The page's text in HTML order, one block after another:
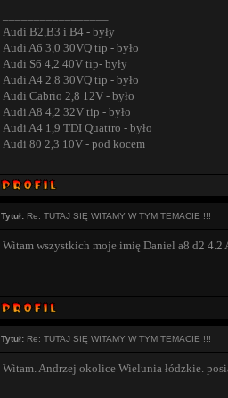
Audi B2,B3 i B4 - były
Audi A6 3,0 30VQ tip - było
Audi S6 4,2 40V tip- były
Audi A4 2.8 30VQ tip - było
Audi Cabrio 2,8 12V - było
Audi A8 4,2 32V tip - było
Audi A4 1,9 TDI Quattro - było
Audi 80 2,3 10V - pod kocem
Tytuł: Re: TUTAJ SIĘ WITAMY W TYM TEMACIE !!!
Witam wszystkich moje imię Daniel a8 d2 4.2
Tytuł: Re: TUTAJ SIĘ WITAMY W TYM TEMACIE !!!
Witam. Andrzej okolice Wielunia łódzkie.